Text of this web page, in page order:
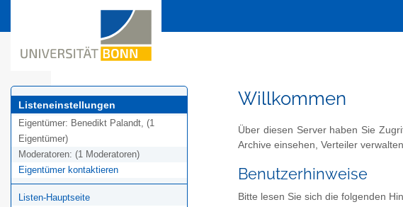
Listeneinstellungen
Eigentümer: Benedikt Palandt, (1
Eigentümer)
Moderatoren: (1 Moderatoren)
Eigentümer kontaktieren
Listen-Hauptseite
Willkommen
Über diesen Server haben Sie
Archive einsehen, Verteiler
Benutzerhinweise
Bitte lesen Sie sich die folgenden